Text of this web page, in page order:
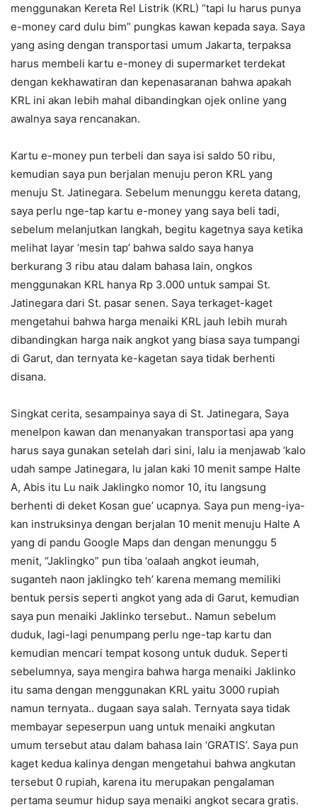
menggunakan Kereta Rel Listrik (KRL) “tapi lu harus punya
e-money card dulu bim” pungkas kawan kepada saya. Saya
yang asing dengan transportasi umum Jakarta, terpaksa
harus membeli kartu e-money di supermarket terdekat
dengan kekhawatiran dan kepenasaranan bahwa apakah
KRL ini akan lebih mahal dibandingkan ojek online yang
awalnya saya rencanakan.
Kartu e-money pun terbeli dan saya isi saldo 50 ribu,
kemudian saya pun berjalan menuju peron KRL yang
menuju St. Jatinegara. Sebelum menunggu kereta datang,
saya perlu nge-tap kartu e-money yang saya beli tadi,
sebelum melanjutkan langkah, begitu kagetnya saya ketika
melihat layar ‘mesin tap’ bahwa saldo saya hanya
berkurang 3 ribu atau dalam bahasa lain, ongkos
menggunakan KRL hanya Rp 3.000 untuk sampai St.
Jatinegara dari St. pasar senen. Saya terkaget-kaget
mengetahui bahwa harga menaiki KRL jauh lebih murah
dibandingkan harga naik angkot yang biasa saya tumpangi
di Garut, dan ternyata ke-kagetan saya tidak berhenti
disana.
Singkat cerita, sesampainya saya di St. Jatinegara, Saya
menelpon kawan dan menanyakan transportasi apa yang
harus saya gunakan setelah dari sini, lalu ia menjawab ‘kalo
udah sampe Jatinegara, lu jalan kaki 10 menit sampe Halte
A, Abis itu Lu naik Jaklingko nomor 10, itu langsung
berhenti di deket Kosan gue’ ucapnya. Saya pun meng-iya-
kan instruksinya dengan berjalan 10 menit menuju Halte A
yang di pandu Google Maps dan dengan menunggu 5
menit, “Jaklingko” pun tiba ‘oalaah angkot ieumah,
suganteh naon jaklingko teh’ karena memang memiliki
bentuk persis seperti angkot yang ada di Garut, kemudian
saya pun menaiki Jaklinko tersebut.. Namun sebelum
duduk, lagi-lagi penumpang perlu nge-tap kartu dan
kemudian mencari tempat kosong untuk duduk. Seperti
sebelumnya, saya mengira bahwa harga menaiki Jaklinko
itu sama dengan menggunakan KRL yaitu 3000 rupiah
namun ternyata.. dugaan saya salah. Ternyata saya tidak
membayar sepeserpun uang untuk menaiki angkutan
umum tersebut atau dalam bahasa lain ‘GRATIS’. Saya pun
kaget kedua kalinya dengan mengetahui bahwa angkutan
tersebut 0 rupiah, karena itu merupakan pengalaman
pertama seumur hidup saya menaiki angkot secara gratis.